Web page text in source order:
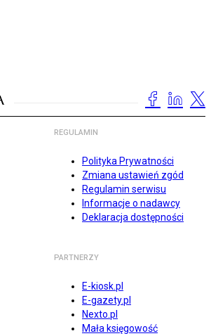
REGULAMIN
Polityka Prywatności
Zmiana ustawień zgód
Regulamin serwisu
Informacje o nadawcy
Deklaracja dostępności
PARTNERZY
E-kiosk.pl
E-gazety.pl
Nexto.pl
Mała księgowość